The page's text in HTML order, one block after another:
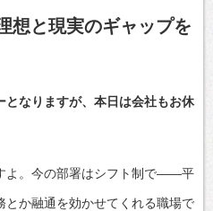
想と現実のギャップを
なりますが、本日は会社もお休
よ。今の部署はシフト制で――平
とか融通を効かせてくれる職場で